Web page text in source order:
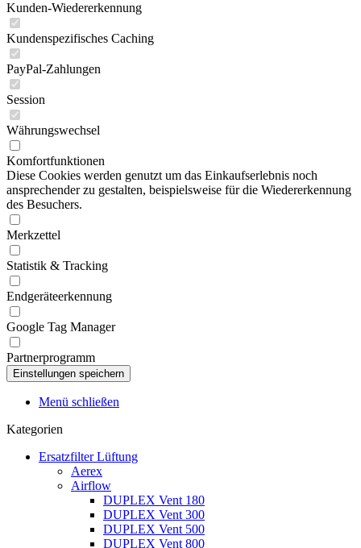
Kunden-Wiedererkennung
Kundenspezifisches Caching
PayPal-Zahlungen
Session
Währungswechsel
Komfortfunktionen
Diese Cookies werden genutzt um das Einkaufserlebnis noch
ansprechender zu gestalten, beispielsweise für die Wiedererkennung
des Besuchers.
Merkzettel
Statistik & Tracking
Endgeräteerkennung
Google Tag Manager
Partnerprogramm
Menü schließen
Kategorien
Ersatzfilter Lüftung
Aerex
Airflow
DUPLEX Vent 180
DUPLEX Vent 300
DUPLEX Vent 500
DUPLEX Vent 800